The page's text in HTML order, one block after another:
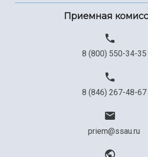
Приемная
8 (800) 550-34-35
8 (846) 267-48-67
priem@ssau.ru